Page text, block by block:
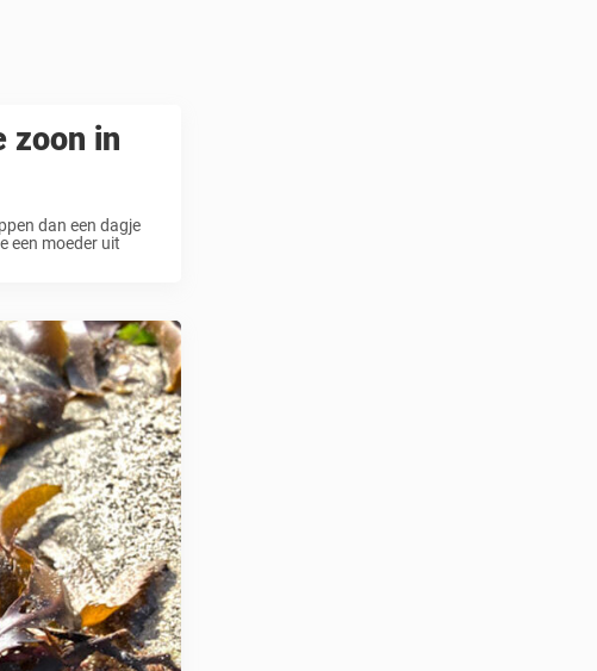
zoon in
dan een dagje
een moeder uit